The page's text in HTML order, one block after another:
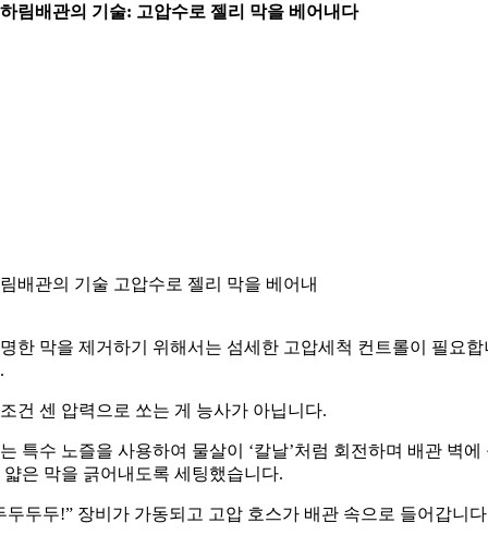
림배관의 기술: 고압수로 젤리 막을 베어내다
배관의 기술 고압수로 젤리 막을 베어내
한 막을 제거하기 위해서는 섬세한 고압세척 컨트롤이 필요합
건 센 압력으로 쏘는 게 능사가 아닙니다.
특수 노즐을 사용하여 물살이 ‘칼날’처럼 회전하며 배관 벽에
얇은 막을 긁어내도록 세팅했습니다.
두두두!” 장비가 가동되고 고압 호스가 배관 속으로 들어갑니